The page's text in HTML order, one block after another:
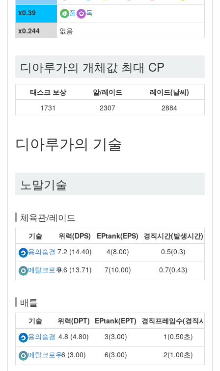
x0.39
풀
독
x0.244
없음
디아루가의 개체값 최대 CP
태스크 보상 알/레이드
레이드(날씨)
1731
2307 2884
디아루가의 기술
노말기술
체육관/레이드
기술 위력(DPS) EPtank(EPS) 경직시간(발생시간)
용의숨결 7.2 (14.40) 4(8.00)
0.5(0.3)
메탈크로우9.6 (13.71) 7(10.00) 0.7(0.43)
배틀
기술 위력(DPT) EPtank(EPT) 경직프레임수(경직시간)
용의숨결 4.8 (4.80) 3(3.00)
1(0.50초)
메탈크로우6 (3.00) 6(3.00) 2(1.00초)